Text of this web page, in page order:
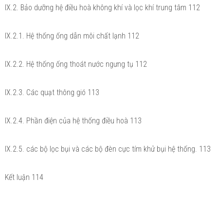
IX.2. Bảo dưỡng hệ điều hoà không khí và lọc khí trung tâm 112
IX.2.1. Hệ thống ống dẫn môi chất lạnh 112
IX.2.2. Hệ thống ống thoát nước ngưng tụ 112
IX.2.3. Các quạt thông gió 113
IX.2.4. Phần điện của hệ thống điều hoà 113
IX.2.5. các bộ lọc bụi và các bộ đèn cực tím khử bụi hệ thống. 113
Kết luận 114